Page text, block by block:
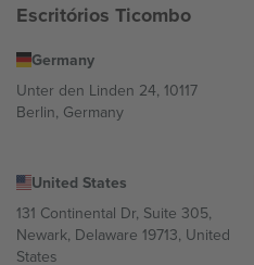
Escritórios Ticombo
Germany
Unter den Linden 24, 10117
Berlin, Germany
United States
131 Continental Dr, Suite 305,
Newark, Delaware 19713, United
States